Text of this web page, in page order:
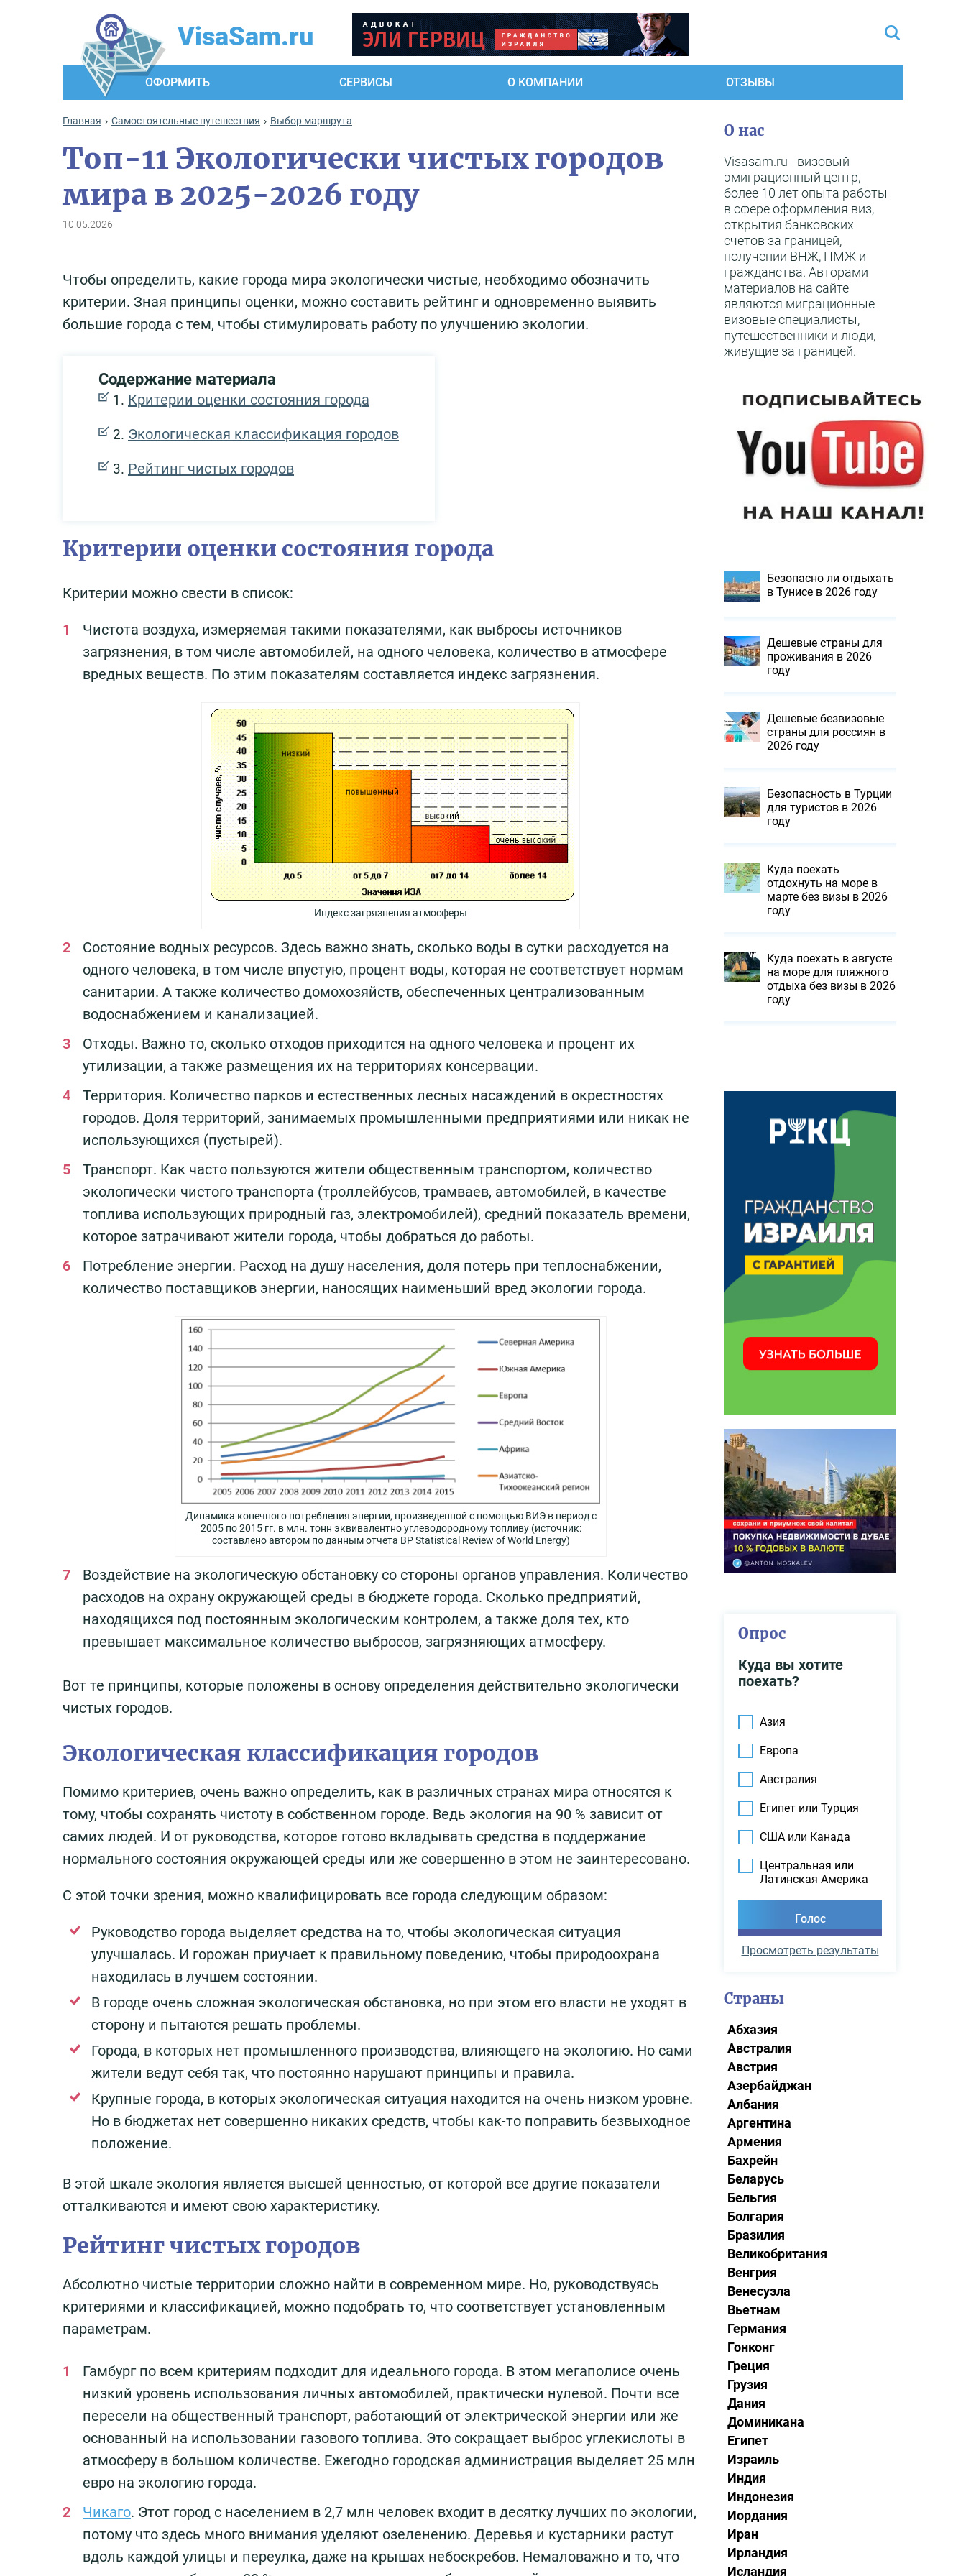
VisaSam.ru
ОФОРМИТЬ СЕРВИСЫ О КОМПАНИИ ОТЗЫВЫ
Главная Самостоятельные путешествия Выбор маршрута
Топ-11 Экологически чистых городов
мира в 2025-2026 году
10.05.2026
Чтобы определить, какие города мира экологически чистые, необходимо обозначить
критерии. Зная принципы оценки, можно составить рейтинг и одновременно выявить
большие города с тем, чтобы стимулировать работу по улучшению экологии.
Содержание материала
Критерии оценки состояния города
Экологическая классификация городов
Рейтинг чистых городов
Критерии оценки состояния города
Критерии можно свести в список:
Чистота воздуха, измеряемая такими показателями, как выбросы источников
загрязнения, в том числе автомобилей, на одного человека, количество в атмосфере
вредных веществ. По этим показателям составляется индекс загрязнения.
Индекс загрязнения атмосферы
Состояние водных ресурсов. Здесь важно знать, сколько воды в сутки расходуется на
одного человека, в том числе впустую, процент воды, которая не соответствует нормам
санитарии. А также количество домохозяйств, обеспеченных централизованным
водоснабжением и канализацией.
Отходы. Важно то, сколько отходов приходится на одного человека и процент их
утилизации, а также размещения их на территориях консервации.
Территория. Количество парков и естественных лесных насаждений в окрестностях
городов. Доля территорий, занимаемых промышленными предприятиями или никак не
использующихся (пустырей).
Транспорт. Как часто пользуются жители общественным транспортом, количество
экологически чистого транспорта (троллейбусов, трамваев, автомобилей, в качестве
топлива использующих природный газ, электромобилей), средний показатель времени,
которое затрачивают жители города, чтобы добраться до работы.
Потребление энергии. Расход на душу населения, доля потерь при теплоснабжении,
количество поставщиков энергии, наносящих наименьший вред экологии города.
Динамика конечного потребления энергии, произведенной с помощью ВИЭ в период с
2005 по 2015 гг. в млн. тонн эквивалентно углеводородному топливу (источник:
составлено автором по данным отчета BP Statistical Review of World Energy)
Воздействие на экологическую обстановку со стороны органов управления. Количество
расходов на охрану окружающей среды в бюджете города. Сколько предприятий,
находящихся под постоянным экологическим контролем, а также доля тех, кто
превышает максимальное количество выбросов, загрязняющих атмосферу.
Вот те принципы, которые положены в основу определения действительно экологически
чистых городов.
Экологическая классификация городов
Помимо критериев, очень важно определить, как в различных странах мира относятся к
тому, чтобы сохранять чистоту в собственном городе. Ведь экология на 90 % зависит от
самих людей. И от руководства, которое готово вкладывать средства в поддержание
нормального состояния окружающей среды или же совершенно в этом не заинтересовано.
С этой точки зрения, можно квалифицировать все города следующим образом:
Руководство города выделяет средства на то, чтобы экологическая ситуация
улучшалась. И горожан приучает к правильному поведению, чтобы природоохрана
находилась в лучшем состоянии.
В городе очень сложная экологическая обстановка, но при этом его власти не уходят в
сторону и пытаются решать проблемы.
Города, в которых нет промышленного производства, влияющего на экологию. Но сами
жители ведут себя так, что постоянно нарушают принципы и правила.
Крупные города, в которых экологическая ситуация находится на очень низком уровне.
Но в бюджетах нет совершенно никаких средств, чтобы как-то поправить безвыходное
положение.
В этой шкале экология является высшей ценностью, от которой все другие показатели
отталкиваются и имеют свою характеристику.
Рейтинг чистых городов
Абсолютно чистые территории сложно найти в современном мире. Но, руководствуясь
критериями и классификацией, можно подобрать то, что соответствует установленным
параметрам.
Гамбург по всем критериям подходит для идеального города. В этом мегаполисе очень
низкий уровень использования личных автомобилей, практически нулевой. Почти все
пересели на общественный транспорт, работающий от электрической энергии или же
основанный на использовании газового топлива. Это сокращает выброс углекислоты в
атмосферу в большом количестве. Ежегодно городская администрация выделяет 25 млн
евро на экологию города.
Чикаго. Этот город с населением в 2,7 млн человек входит в десятку лучших по экологии,
потому что здесь много внимания уделяют озеленению. Деревья и кустарники растут
вдоль каждой улицы и переулка, даже на крышах небоскребов. Немаловажно и то, что
О нас
Visasam.ru - визовый
эмиграционный центр,
более 10 лет опыта работы
в сфере оформления виз,
открытия банковских
счетов за границей,
получении ВНЖ, ПМЖ и
гражданства. Авторами
материалов на сайте
являются миграционные
визовые специалисты,
путешественники и люди,
живущие за границей.
Безопасно ли отдыхать
в Тунисе в 2026 году
Дешевые страны для
проживания в 2026
году
Дешевые безвизовые
страны для россиян в
2026 году
Безопасность в Турции
для туристов в 2026
году
Куда поехать
отдохнуть на море в
марте без визы в 2026
году
Куда поехать в августе
на море для пляжного
отдыха без визы в 2026
году
Опрос
Куда вы хотите
поехать?
Азия
Европа
Австралия
Египет или Турция
США или Канада
Центральная или
Латинская Америка
Просмотреть результаты
Страны
Абхазия
Австралия
Австрия
Азербайджан
Албания
Аргентина
Армения
Бахрейн
Беларусь
Бельгия
Болгария
Бразилия
Великобритания
Венгрия
Венесуэла
Вьетнам
Германия
Гонконг
Греция
Грузия
Дания
Доминикана
Египет
Израиль
Индия
Индонезия
Иордания
Иран
Ирландия
Исландия